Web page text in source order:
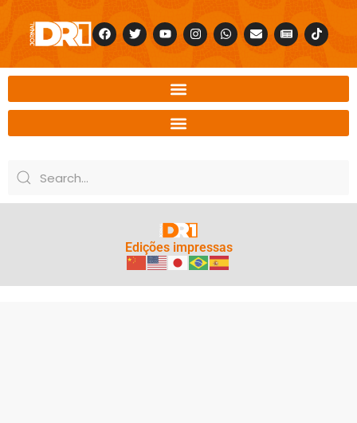
Edições impressas